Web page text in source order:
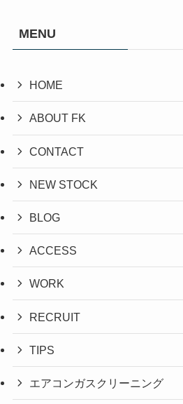
MENU
HOME
ABOUT FK
CONTACT
NEW STOCK
BLOG
ACCESS
WORK
RECRUIT
TIPS
エアコンガスクリーニング